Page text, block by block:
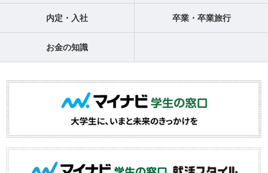
内定・入社 卒業・卒業旅行
お金の知識